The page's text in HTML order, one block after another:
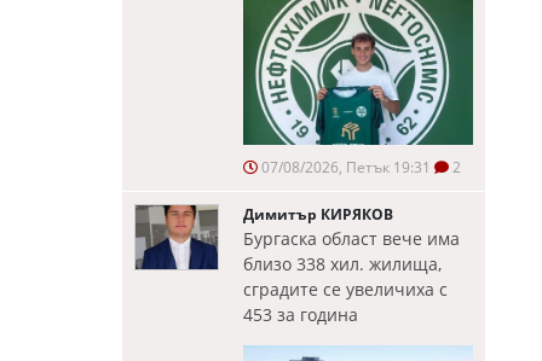
07/08/2026, Петък 19:31 2
Димитър КИРЯКОВ
Бургаска област вече има
близо 338 хил. жилища,
сградите се увеличиха с
453 за година